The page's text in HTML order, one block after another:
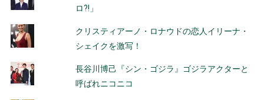
ロ?!」
クリスティアーノ・ロナウドの恋人イリーナ・
シェイクを激写！
長谷川博己『シン・ゴジラ』ゴジラアクターと
呼ばれニコニコ